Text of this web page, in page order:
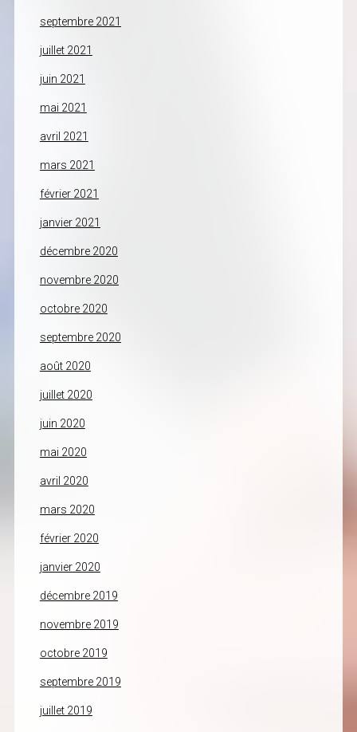
septembre 2021
juillet 2021
juin 2021
mai 2021
avril 2021
mars 2021
février 2021
janvier 2021
décembre 2020
novembre 2020
octobre 2020
septembre 2020
août 2020
juillet 2020
juin 2020
mai 2020
avril 2020
mars 2020
février 2020
janvier 2020
décembre 2019
novembre 2019
octobre 2019
septembre 2019
juillet 2019